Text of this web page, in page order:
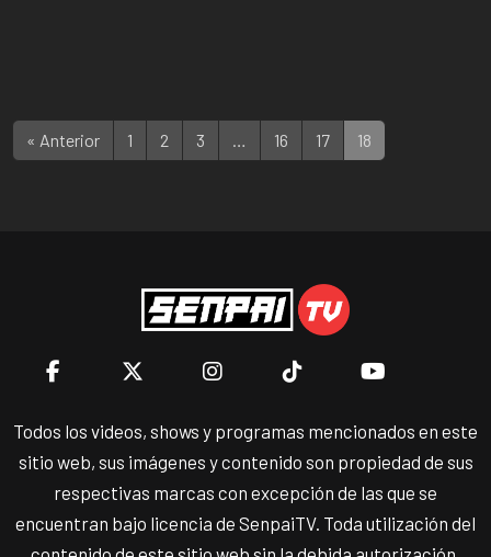
« Anterior 1 2 3 16 17 18
Todos los videos, shows y programas mencionados en este
sitio web, sus imágenes y contenido son propiedad de sus
respectivas marcas con excepción de las que se
encuentran bajo licencia de SenpaiTV. Toda utilización del